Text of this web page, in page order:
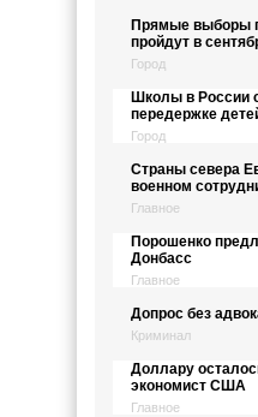
Прямые выборы
пройдут в
Город
Школы в России
передержке
Город
Страны севера
военном
Главное
Порошенко
Донбасс
Главное
Допрос без
Криминал
Доллару
экономист США
Главное